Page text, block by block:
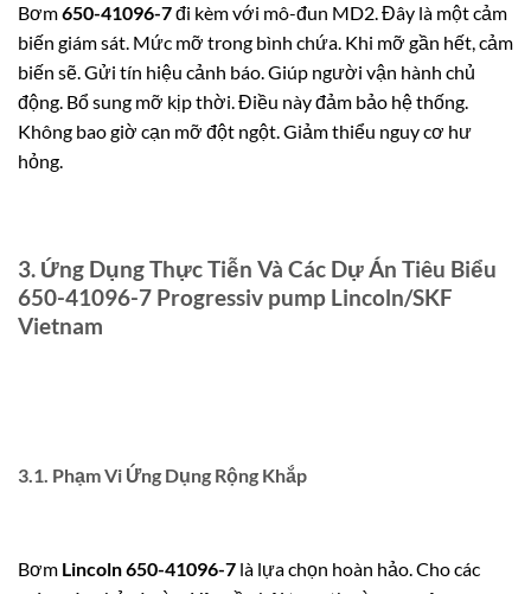
Bơm650-41096-7đi kèm với mô-đun MD2. Đây là một cảm
biến giám sát. Mức mỡ trong bình chứa. Khi mỡ gần hết, cảm
biến sẽ. Gửi tín hiệu cảnh báo. Giúp người vận hành chủ
động. Bổ sung mỡ kịp thời. Điều này đảm bảo hệ thống.
Không bao giờ cạn mỡ đột ngột. Giảm thiểu nguy cơ hư
hỏng.
3. Ứng Dụng Thực Tiễn Và Các Dự Án Tiêu Biểu
650-41096-7 Progressiv pump Lincoln/SKF
Vietnam
3.1. Phạm Vi Ứng Dụng Rộng Khắp
Bơm Lincoln 650-41096-7 là lựa chọn hoàn hảo. Cho các